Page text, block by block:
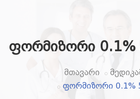
ფორმიზორი
მთავარი
ფორმიზორი 0.1%